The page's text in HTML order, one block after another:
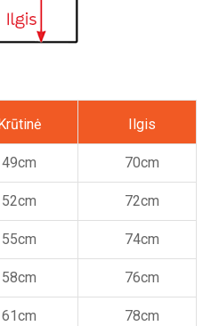
Krūtinė Ilgis
49cm 70cm
52cm 72cm
55cm 74cm
58cm 76cm
61cm 78cm